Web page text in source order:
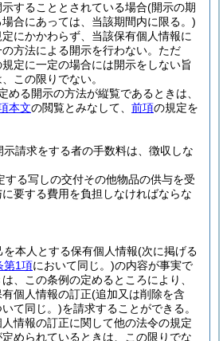
することとされている場合(開示の期
合にあっては、当該期間内に限る。)
にかかわらず、当該保有個人情報に
方法による開示を行わない。 ただ
定に一定の場合には開示をしない旨
この限りでない。
める開示の方法が縦覧であるときは、
本文の閲覧とみなして、 前項の規定を
示請求をする者の手数料は、徴収しな
する写しの交付その他物品の供与を受
要する費用を負担しなければならな
を本人とする保有個人情報(次に掲げる
第1項において同じ。)の内容が事実で
、この条例の定めるところにより、
個人情報の訂正(追加又は削除を含
て同じ。)を請求することができる。
情報の訂正に関して他の法令の規定
められているときは、この限りでな